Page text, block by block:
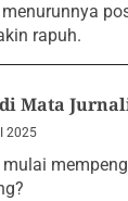
rapuh.
di Mata
2025